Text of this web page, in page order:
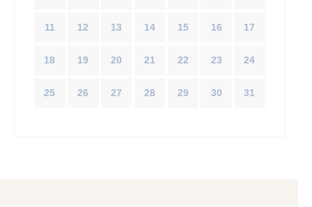
11 12 13 14 15 16 17
18 19 20 21 22 23 24
25 26 27 28 29 30 31